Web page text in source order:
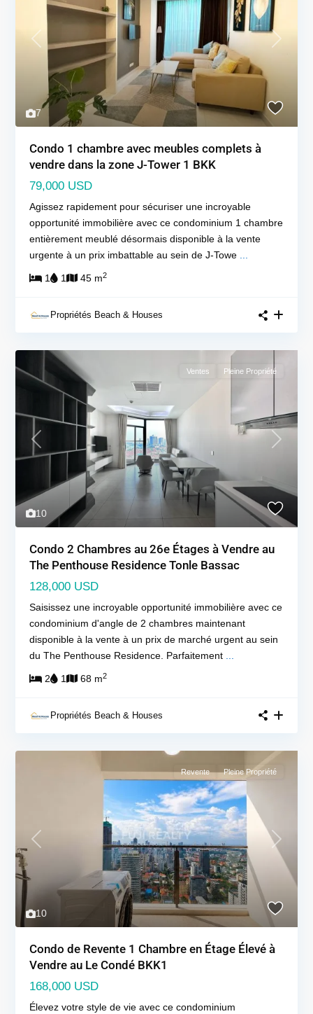
7
Previous Next
Condo 1 chambre avec meubles complets à
vendre dans la zone J-Tower 1 BKK
79,000 USD
Agissez rapidement pour sécuriser une incroyable
opportunité immobilière avec ce condominium 1 chambre
entièrement meublé désormais disponible à la vente
urgente à un prix imbattable au sein de J-Towe ...
1 1 45 m2
Propriétés Beach & Houses
10
Previous Next
Ventes Pleine Propriété
Condo 2 Chambres au 26e Étages à Vendre au
The Penthouse Residence Tonle Bassac
128,000 USD
Saisissez une incroyable opportunité immobilière avec ce
condominium d'angle de 2 chambres maintenant
disponible à la vente à un prix de marché urgent au sein
du The Penthouse Residence. Parfaitement
2 1 68 m2
Propriétés Beach & Houses
10
Previous Next
Revente Pleine Propriété
Condo de Revente 1 Chambre en Étage Élevé à
Vendre au Le Condé BKK1
168,000 USD
Élevez votre style de vie avec ce condominium